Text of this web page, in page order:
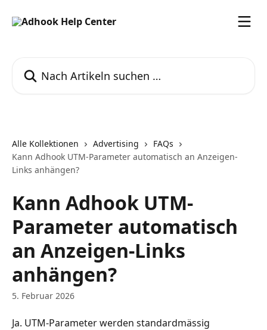
Alle Kollektionen Advertising
FAQs
Kann Adhook UTM-Parameter automatisch an Anzeigen-
Links anhängen?
Kann Adhook UTM-
Parameter automatisch
an Anzeigen-Links
anhängen?
5. Februar 2026
Ja. UTM-Parameter werden standardmässig